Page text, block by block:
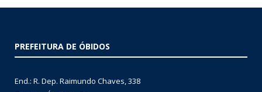
PREFEITURA DE ÓBIDOS
End.: R. Dep. Raimundo Chaves, 338